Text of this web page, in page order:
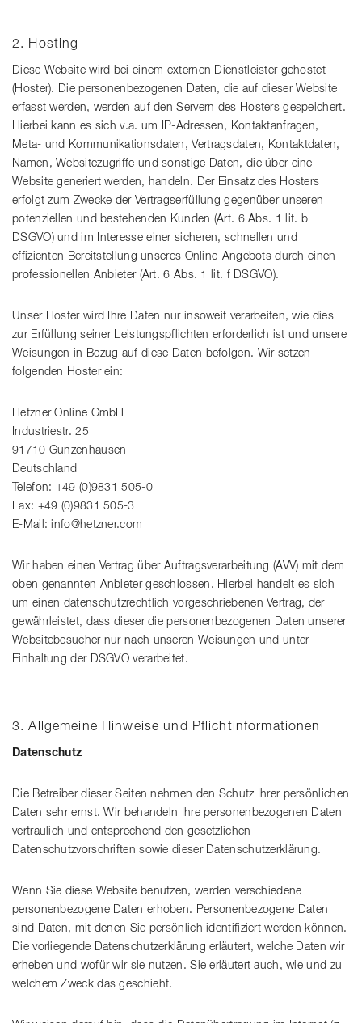
2. Hosting
Diese Website wird bei einem externen Dienstleister gehostet
(Hoster). Die personenbezogenen Daten, die auf dieser Website
erfasst werden, werden auf den Servern des Hosters gespeichert.
Hierbei kann es sich v.a. um IP-Adressen, Kontaktanfragen,
Meta- und Kommunikationsdaten, Vertragsdaten, Kontaktdaten,
Namen, Websitezugriffe und sonstige Daten, die über eine
Website generiert werden, handeln. Der Einsatz des Hosters
erfolgt zum Zwecke der Vertragserfüllung gegenüber unseren
potenziellen und bestehenden Kunden (Art. 6 Abs. 1 lit. b
DSGVO) und im Interesse einer sicheren, schnellen und
effizienten Bereitstellung unseres Online-Angebots durch einen
professionellen Anbieter (Art. 6 Abs. 1 lit. f DSGVO).
Unser Hoster wird Ihre Daten nur insoweit verarbeiten, wie dies
zur Erfüllung seiner Leistungspflichten erforderlich ist und unsere
Weisungen in Bezug auf diese Daten befolgen. Wir setzen
folgenden Hoster ein:
Hetzner Online GmbH
Industriestr. 25
91710 Gunzenhausen
Deutschland
Telefon: +49 (0)9831 505-0
Fax: +49 (0)9831 505-3
E-Mail: info@hetzner.com
Wir haben einen Vertrag über Auftragsverarbeitung (AVV) mit dem
oben genannten Anbieter geschlossen. Hierbei handelt es sich
um einen datenschutzrechtlich vorgeschriebenen Vertrag, der
gewährleistet, dass dieser die personenbezogenen Daten unserer
Websitebesucher nur nach unseren Weisungen und unter
Einhaltung der DSGVO verarbeitet.
3. Allgemeine Hinweise und Pflichtinformationen
Datenschutz
Die Betreiber dieser Seiten nehmen den Schutz Ihrer persönlichen
Daten sehr ernst. Wir behandeln Ihre personenbezogenen Daten
vertraulich und entsprechend den gesetzlichen
Datenschutzvorschriften sowie dieser Datenschutzerklärung.
Wenn Sie diese Website benutzen, werden verschiedene
personenbezogene Daten erhoben. Personenbezogene Daten
sind Daten, mit denen Sie persönlich identifiziert werden können.
Die vorliegende Datenschutzerklärung erläutert, welche Daten wir
erheben und wofür wir sie nutzen. Sie erläutert auch, wie und zu
welchem Zweck das geschieht.